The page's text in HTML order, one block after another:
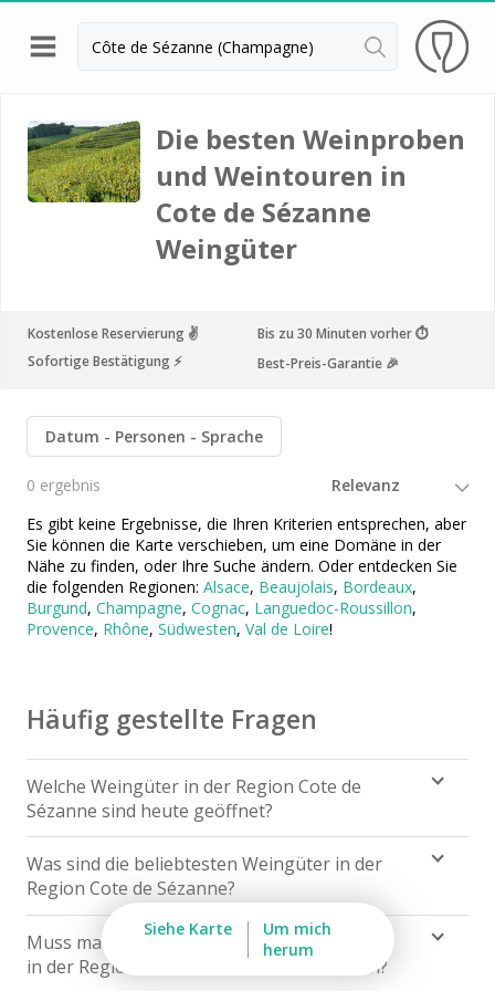
Zurück
Weingüter & Weinprobe Epernay
Weingüter & Weinprobe Reims
Weingüter & Weinprobe Troyes
Weingüter & Weinprobe Bordeaux
Weingüter & Weinprobe Burgund
Weingüter & Weinprobe Corse
Weingüter & Weinprobe Elsass
Weingüter & Weinprobe Jura
Weingüter & Weinprobe Languedoc Roussillon
Destillerien & Weinkeller Poitou Charentes
Weingüter & Weinprobe Provence
Weingüter & Weinprobe Savoie
Weingüter & Weinprobe Südwesten
Weingüter & Weinprobe Loiretal
Weingüter & Weinprobe Rhonetal
Cave historique des hospices de Strasbourg
Die besten Weinproben
und Weintouren in
Cote de Sézanne
Weingüter
Kostenlose Reservierung ✌️
Bis zu 30 Minuten vorher ⏱
Sofortige Bestätigung ⚡️
Best-Preis-Garantie 🎉
Datum Personen Sprache
0 ergebnis
Es gibt keine Ergebnisse, die Ihren Kriterien entsprechen, aber
Sie können die Karte verschieben, um eine Domäne in der
Nähe zu finden, oder Ihre Suche ändern. Oder entdecken Sie
die folgenden Regionen: Alsace, Beaujolais, Bordeaux,
Burgund, Champagne, Cognac, Languedoc-Roussillon,
Provence, Rhône, Südwesten, Val de Loire!
Siehe Karte
Um mich
herum
Häufig gestellte Fragen
Welche Weingüter in der Region Cote de
Sézanne sind heute geöffnet?
Um die heute geöffneten Weingüter in der Cote de
Sézanne Weinregion,hier klicken.
Was sind die beliebtesten Weingüter in der
Region Cote de Sézanne?
Die beliebtesten Weingüter in Cote de Sézanne
Weinregion sind :
Entdecken Sie
Muss man vor dem Besuch eines Weingüter
in der Region Cote de Sézanne reservieren?